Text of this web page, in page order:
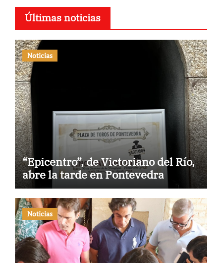
Últimas noticias
Noticias
“Epicentro”, de Victoriano del Río,
abre la tarde en Pontevedra
Noticias